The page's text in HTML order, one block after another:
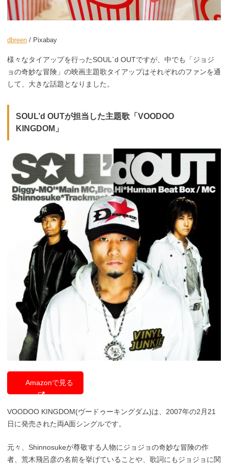
dbreen / Pixabay
様々なタイアップを行ったSOUL`d OUTですが、中でも「ジョジ
ョの奇妙な冒険」の映画主題歌タイアップはそれぞれのファンを通
して、大きな話題となりました。
SOUL’d OUTが担当した主題歌「VOODOO
KINGDOM」
Amazonで見る
VOODOO KINGDOM(ヴードゥーキングダム)は、2007年の2月21
日に発売された両A面シングルです。
元々、Shinnosukeが尊敬する人物にジョジョの奇妙な冒険の作
者、荒木飛呂彦の名前を挙げていることや、歌詞にもジョジョに関